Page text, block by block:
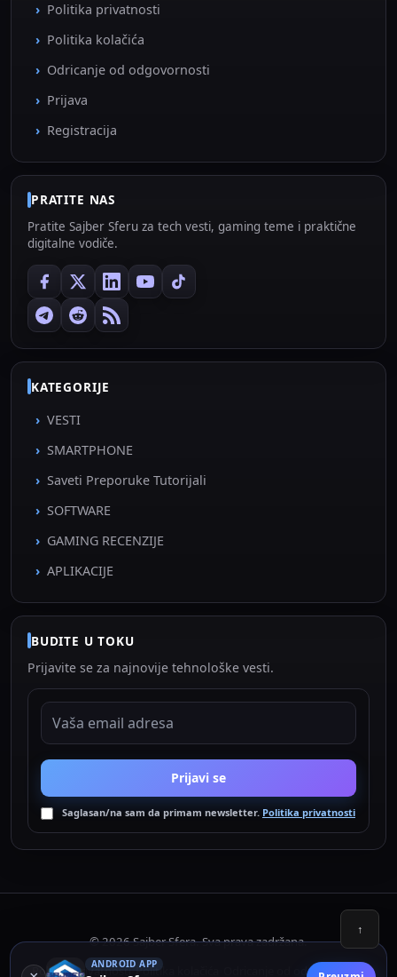
Politika privatnosti
Politika kolačića
Odricanje od odgovornosti
Prijava
Registracija
PRATITE NAS
Pratite Sajber Sferu za tech vesti, gaming teme i praktične
digitalne vodiče.
KATEGORIJE
VESTI
SMARTPHONE
Saveti Preporuke Tutorijali
SOFTWARE
GAMING RECENZIJE
APLIKACIJE
BUDITE U TOKU
Prijavite se za najnovije tehnološke vesti.
EMAIL ADRESA
Prijavi se
Saglasan/na sam da primam newsletter. Politika privatnosti
© 2026 Sajber Sfera. Sva prava zadržana.
Politika privatnosti•Politika kolačića Odricanje od odgovornosti
ANDROID APP
↑